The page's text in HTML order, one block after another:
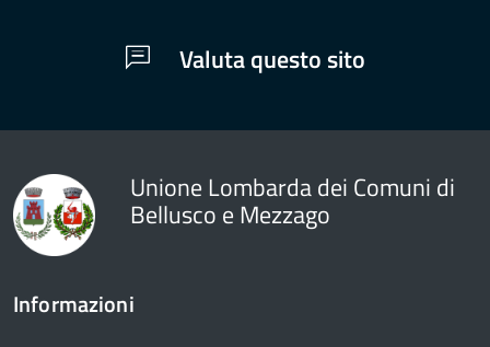
Valuta questo sito
Unione Lombarda dei Comuni di
Bellusco e Mezzago
Informazioni